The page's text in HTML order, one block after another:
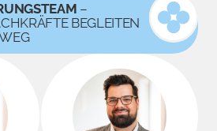
–
BEGLEITEN